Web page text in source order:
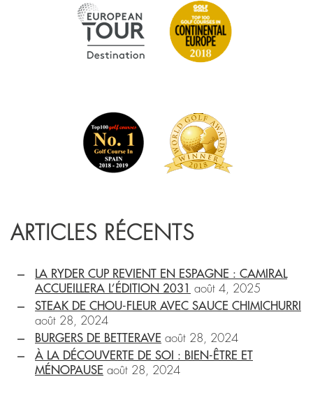
ARTICLES RÉCENTS
LA RYDER CUP REVIENT EN ESPAGNE : CAMIRAL
ACCUEILLERA L’ÉDITION 2031
août 4, 2025
STEAK DE CHOU-FLEUR AVEC SAUCE CHIMICHURRI
août 28, 2024
BURGERS DE BETTERAVE août 28, 2024
À LA DÉCOUVERTE DE SOI : BIEN-ÊTRE ET
MÉNOPAUSE août 28, 2024